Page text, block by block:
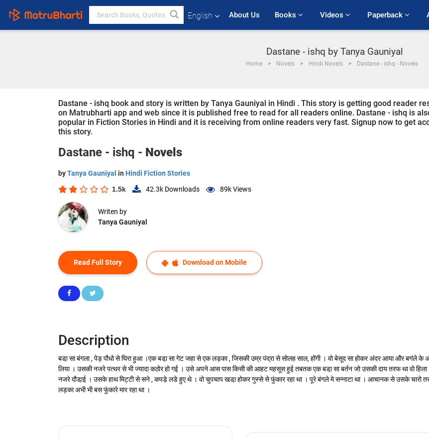
English About Us Books Videos Paperback
Dastane - ishq by Tanya Gauniyal
Home Novels Hindi Novels Dastane - ishq - Novels
Dastane - ishq book and story is written by Tanya Gauniyal in Hindi . This story is getting good reader
on Matrubharti app and web since it is published free to read for all readers online. Dastane - ishq is
popular in Fiction Stories in Hindi and it is receiving from online readers very fast. Signup now to get
this story.
Dastane - ishq - Novels
byTanya Gauniyal in Hindi Fiction Stories
1.5k 42.3k Downloads 89kViews
Writen by
Tanya Gauniyal
Read Full Story Download on Mobile
Description
बडा़ सा बंगला , पेड़ पौधो से घिरा हुआ ।एक बडा़ सा गेट जहा से एक लड़का , जिसकी उम्र पंद्रा से सोलह साल, होंगी । वो बेसूद सा होकर अंदर आया और बगंले
लिया । उसकी नजरे पत्थर से भी ज्यादा कठोर हो गई । उसे अपने आस पास किसी की आहट महसूस हुई तबतक एक बडा़ सा बर्तन जो उसकी दाय तरफ था वो
नजरे दौडा़ई । उसके हाथ मिट्टी से सने , कपडे़ लडे हुए थे । वो चुपचाप खडा़ होकर गुस्से से फुंकार रहा था । पूरे बंगले मे सन्नाटा था । आचानक से उसके चारो
लड़का अभी भी बस फुंकारे मार रहा था ।